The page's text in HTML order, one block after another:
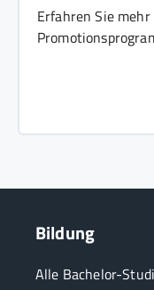
Erfahren Sie
Bildung
Alle Bachelor-